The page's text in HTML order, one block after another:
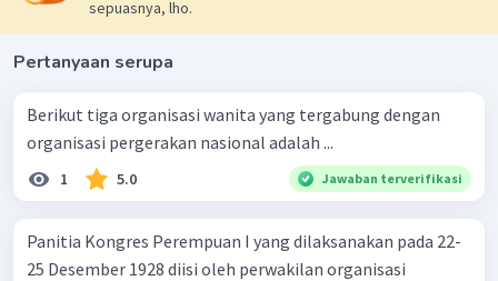
sepuasnya, lho.
Pertanyaan serupa
Berikut tiga organisasi wanita yang tergabung dengan
organisasi pergerakan nasional adalah ...
1 5.0 Jawaban terverifikasi
Panitia Kongres Perempuan I yang dilaksanakan pada 22-
25 Desember 1928 diisi oleh perwakilan organisasi